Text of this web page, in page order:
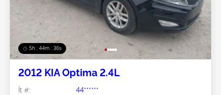
5h : 44m : 34s
2012 KIA Optima 2.4L
Ít #:
44******